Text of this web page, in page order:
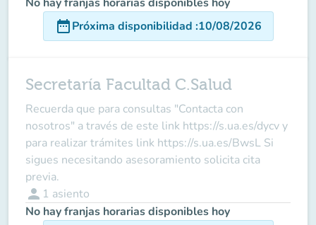
date_rangePróxima disponibilidad :10/08/2026
Secretaría Facultad C.Salud
Recuerda que para consultas "Contacta con
nosotros" a través de este link https://s.ua.es/dycv y
para realizar trámites link https://s.ua.es/BwsL Si
sigues necesitando asesoramiento solicita cita
previa.
person 1 asiento
No hay franjas horarias disponibles hoy